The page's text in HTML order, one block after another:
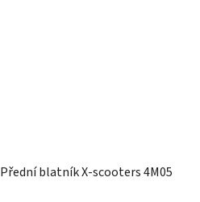
Přední blatník X-scooters 4M05